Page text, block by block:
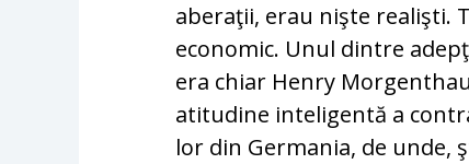
aberaţii, erau nişte realişti.
economic. Unul dintre
era chiar Henry
atitudine inteli­gen­tă a
lor din Ger­mania, de